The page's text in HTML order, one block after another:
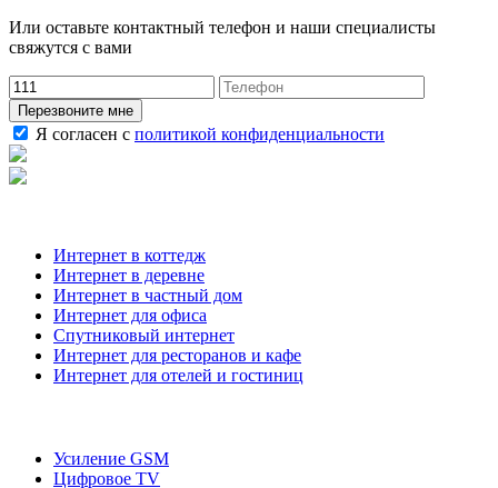
Или оставьте контактный телефон и наши специалисты
свяжутся с вами
Перезвоните мне
Я согласен с политикой конфиденциальности
Интернет в коттедж
Интернет в деревне
Интернет в частный дом
Интернет для офиса
Спутниковый интернет
Интернет для ресторанов и кафе
Интернет для отелей и гостиниц
Усиление GSM
Цифровое TV